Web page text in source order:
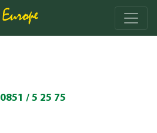
0851 / 5 25 75